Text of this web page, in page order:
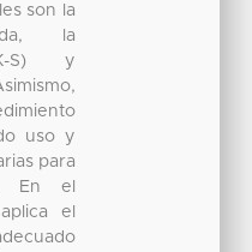
son la
la
S) y
uso y
para
En el
el